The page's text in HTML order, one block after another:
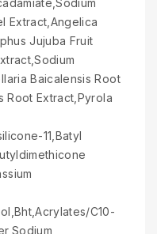
Extract,Angelica
Jujuba Fruit
Baicalensis Root
Root Extract,Pyrola
11,Batyl
C10-